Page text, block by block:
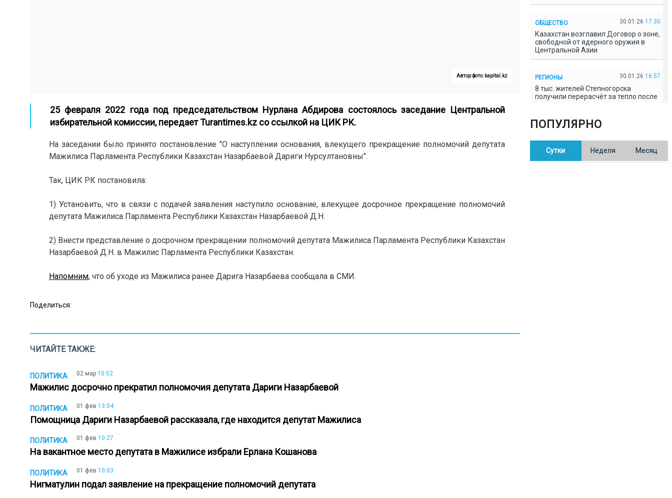
Автор фото: kapital.kz
25 февраля 2022 года под председательством Нурлана Абдирова состоялось заседание Центральной
избирательной комиссии, передаетTurantimes.kz со ссылкой на ЦИК РК.
На заседании было принято постановление "О наступлении основания, влекущего прекращение полномочий депутата
Мажилиса Парламента Республики Казахстан Назарбаевой Дариги Нурсултановны".
Так, ЦИК РК постановила:
1) Установить, что в связи с подачей заявления наступило основание, влекущее досрочное прекращение полномочий
депутата Мажилиса Парламента Республики Казахстан Назарбаевой Д.Н.
2) Внести представление о досрочном прекращении полномочий депутата Мажилиса Парламента Республики Казахстан
Назарбаевой Д.Н. в Мажилис Парламента Республики Казахстан.
Напомним, что об уходе из Мажилиса ранее Дарига Назарбаева сообщала в СМИ.
Поделиться:
ЧИТАЙТЕ ТАКЖЕ:
ПОЛИТИКА 02 мар 10:52
Мажилис досрочно прекратил полномочия депутата Дариги Назарбаевой
ПОЛИТИКА 01 фев 13:04
Помощница Дариги Назарбаевой рассказала, где находится депутат Мажилиса
ПОЛИТИКА 01 фев 10:27
На вакантное место депутата в Мажилисе избрали Ерлана Кошанова
ПОЛИТИКА 01 фев 10:03
Нигматулин подал заявление на прекращение полномочий депутата
ОБЩЕСТВО 30.01.26 17:30
Казахстан возглавил Договор о зоне,
свободной от ядерного оружия в
Центральной Азии
РЕГИОНЫ 30.01.26 16:57
8 тыс. жителей Степногорска
получили перерасчёт за тепло после
В Казахстане готовят новую
редакцию Конституции: меняется
ПОПУЛЯРНО
Сутки Неделя Месяц